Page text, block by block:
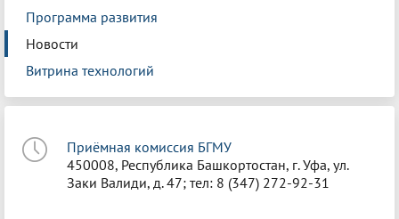
Программа развития
Новости
Витрина технологий
Приёмная комиссия БГМУ
450008, Республика Башкортостан, г. Уфа, ул.
Заки Валиди, д. 47; тел: 8 (347) 272-92-31